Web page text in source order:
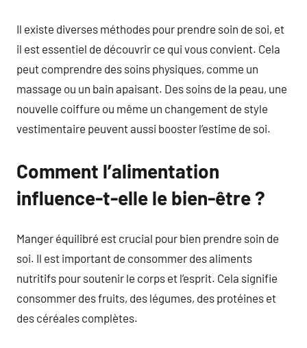
Il existe diverses méthodes pour prendre soin de soi, et
il est essentiel de découvrir ce qui vous convient. Cela
peut comprendre des soins physiques, comme un
massage ou un bain apaisant. Des soins de la peau, une
nouvelle coiffure ou même un changement de style
vestimentaire peuvent aussi booster l’estime de soi.
Comment l’alimentation
influence-t-elle le bien-être ?
Manger équilibré est crucial pour bien prendre soin de
soi. Il est important de consommer des aliments
nutritifs pour soutenir le corps et l’esprit. Cela signifie
consommer des fruits, des légumes, des protéines et
des céréales complètes.